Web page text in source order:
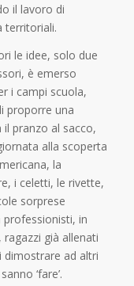
il lavoro di
territoriali.
le idee, solo due
è emerso
i campi scuola,
proporre una
il pranzo al sacco,
alla scoperta
la
i celetti, le rivette,
sorprese
professionisti, in
già allenati
ad altri
‘fare’.